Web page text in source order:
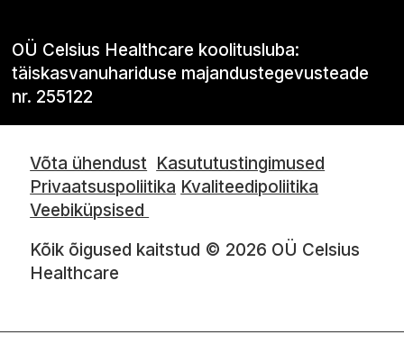
OÜ Celsius Healthcare koolitusluba:
täiskasvanuhariduse majandustegevusteade
nr. 255122
Võta ühendust Kasututustingimused
Privaatsuspoliitika Kvaliteedipoliitika
Veebiküpsised
Kõik õigused kaitstud © 2026 OÜ Celsius
Healthcare